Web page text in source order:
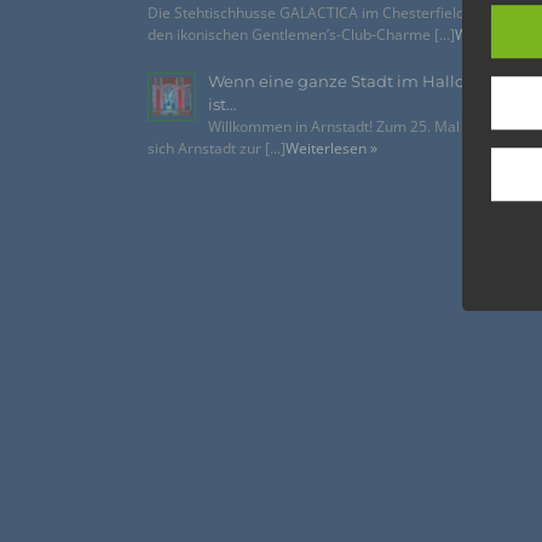
Die Stehtischhusse GALACTICA im Chesterfield Style
den ikonischen Gentlemen’s-Club-Charme [...]Weiterlesen »
Wenn eine ganze Stadt im Halloween-
ist…
Willkommen in Arnstadt! Zum 25. Mal verwandelt
sich Arnstadt zur [...]Weiterlesen »
Aus
Die
dies